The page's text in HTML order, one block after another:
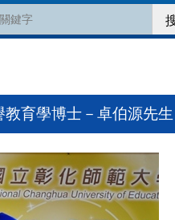
育學博士－卓伯源先生